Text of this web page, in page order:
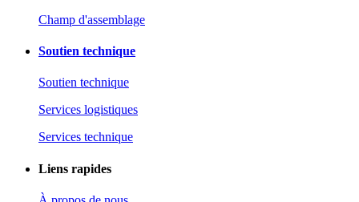
Champ d'assemblage
Soutien technique
Soutien technique
Services logistiques
Services technique
Liens rapides